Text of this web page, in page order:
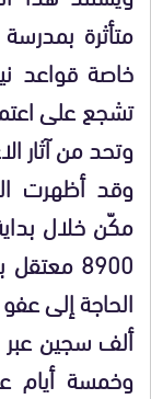
متأثرة
خاصة قواعد
تشجع على
وتحد من آثار
وقد أظهرت
8900
ألف سجين
وخمسة